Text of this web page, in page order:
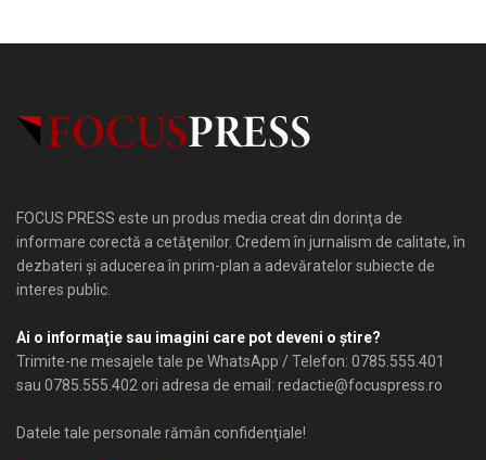
FOCUS PRESS este un produs media creat din dorinţa de
informare corectă a cetăţenilor. Credem în jurnalism de calitate, în
dezbateri şi aducerea în prim-plan a adevăratelor subiecte de
interes public.
Ai o informaţie sau imagini care pot deveni o ştire?
Trimite-ne mesajele tale pe WhatsApp / Telefon: 0785.555.401
sau 0785.555.402 ori adresa de email: redactie@focuspress.ro
Datele tale personale rămân confidenţiale!